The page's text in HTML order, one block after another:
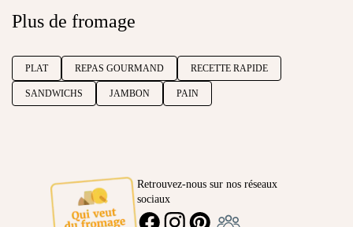
Plus de fromage
PLAT REPAS GOURMAND RECETTE RAPIDE
SANDWICHS JAMBON PAIN
Retrouvez-nous sur nos réseaux
sociaux
FACEBOOKINSTAGRAMPINTEREST